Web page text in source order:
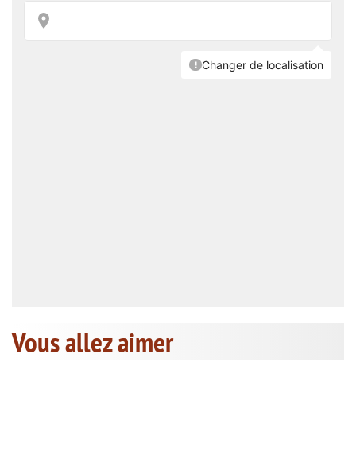
Vous allez aimer